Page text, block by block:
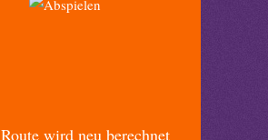
Route wird neu berechnet